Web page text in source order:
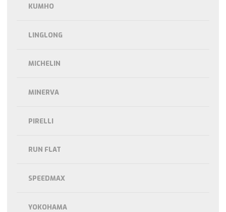
KUMHO
LINGLONG
MICHELIN
MINERVA
PIRELLI
RUN FLAT
SPEEDMAX
YOKOHAMA